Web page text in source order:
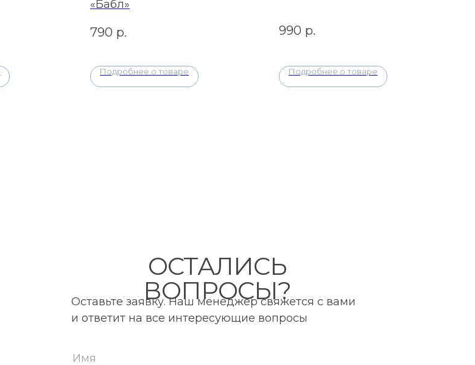
«Бабл»
790 р.
Подробнее о товаре
990 р.
Подробнее о товаре
Оставьте заявку. Наш менеджер свяжется с вами
и ответит на все интересующие вопросы
ОСТАЛИСЬ
ВОПРОСЫ?